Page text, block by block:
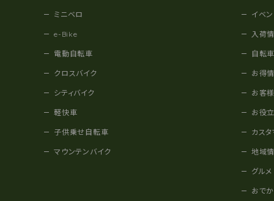
ミニベロ
e-Bike
電動自転車
クロスバイク
シティバイク
軽快車
子供乗せ自転車
マウンテンバイク
イベン
入荷
自転
お得
お客様
お役
カス
地域
グルメ
おで